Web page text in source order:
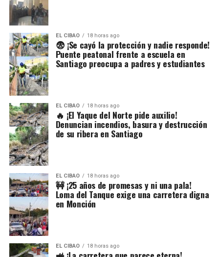
EL CIBAO 18 horas ago
😨 ¡Se cayó la protección y nadie responde!
Puente peatonal frente a escuela en
Santiago preocupa a padres y estudiantes
EL CIBAO 18 horas ago
🔥 ¡El Yaque del Norte pide auxilio!
Denuncian incendios, basura y destrucción
de su ribera en Santiago
EL CIBAO 18 horas ago
🚧 ¡25 años de promesas y ni una pala!
Loma del Tanque exige una carretera digna
en Monción
EL CIBAO 18 horas ago